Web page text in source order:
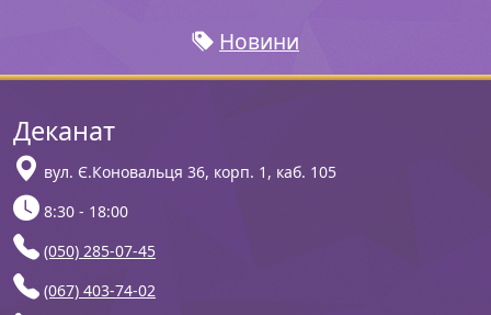
Новини
Деканат
вул. Є.Коновальця 36, корп. 1, каб. 105
8:30 - 18:00
(050) 285-07-45
(067) 403-74-02